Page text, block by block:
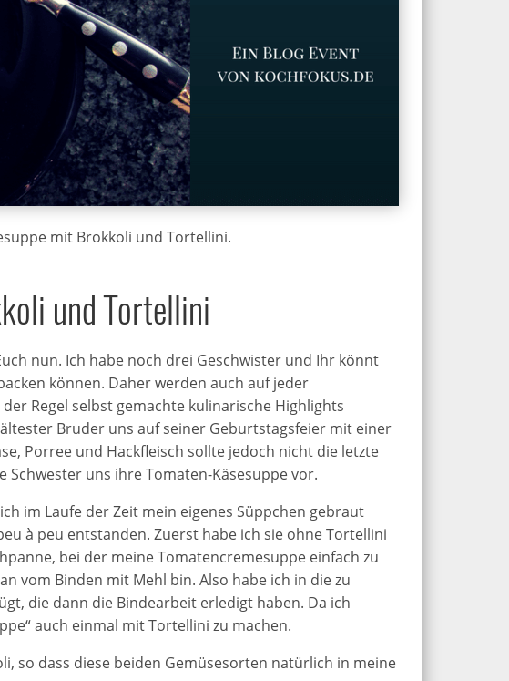
mit Brokkoli und Tortellini.
und Tortellini
nun. Ich habe noch drei Geschwister und Ihr könnt
können. Daher werden auch auf jeder
Regel selbst gemachte kulinarische Highlights
Bruder uns auf seiner Geburtstagsfeier mit einer
Porree und Hackfleisch sollte jedoch nicht die letzte
uns ihre Tomaten-Käsesuppe vor.
im Laufe der Zeit mein eigenes Süppchen gebraut
à peu entstanden. Zuerst habe ich sie ohne Tortellini
bei der meine Tomatencremesuppe einfach zu
vom Binden mit Mehl bin. Also habe ich in die zu
die dann die Bindearbeit erledigt haben. Da ich
auch einmal mit Tortellini zu machen.
so dass diese beiden Gemüsesorten natürlich in meine